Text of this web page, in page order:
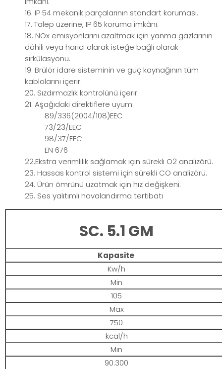
16. IP 54 mekanik parçalarının standart koruması.
17. Talep üzerine, IP 65 koruma imkânı.
18. NOx emisyonlarını azaltmak için yanma gazlarının
dâhili veya harici olarak isteğe bağlı olarak
sirkülasyonu.
19. Brülör idare sisteminin ve güç kaynağının tüm
kablolarını içerir.
20. Sızdırmazlık kontrolünü içerir.
21. Aşağıdaki direktiflere uyum:
89/336(2004/108)EEC
73/23/EEC
98/37/EEC
EN 676
22.Ekstra verimlilik sağlamak için sürekli O2 analizörü.
23. Hassas kontrol sistemi için sürekli CO analizörü.
24. Ürün ömrünü uzatmak için hız değişkeni.
25. Ses yalıtımlı havalandırma tertibatı
SC. 5.1 GM
Kapasite
Kw/h
Min
105
Max
750
kcal/h
Min
90.300